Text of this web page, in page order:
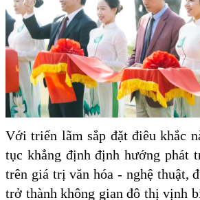
Với triển lãm sắp đặt điêu khắc
tục khẳng định định hướng phát
trên giá trị văn hóa - nghệ thuật,
trở thành không gian đô thị vịnh